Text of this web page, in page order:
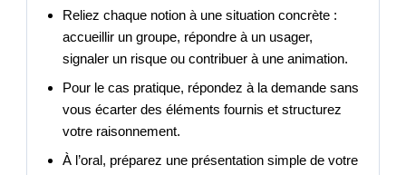
Reliez chaque notion à une situation concrète :
accueillir un groupe, répondre à un usager,
signaler un risque ou contribuer à une animation.
Pour le cas pratique, répondez à la demande sans
vous écarter des éléments fournis et structurez
votre raisonnement.
À l’oral, préparez une présentation simple de votre